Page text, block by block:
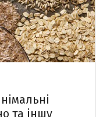
та іншу